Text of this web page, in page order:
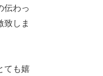
伝わっ
致しま
ても嬉